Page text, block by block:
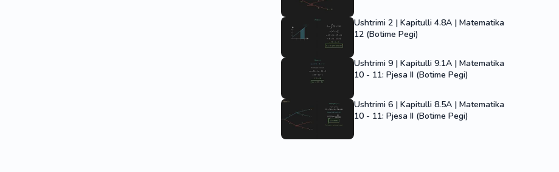
Ushtrimi 2 | Kapitulli 4.8A | Matematika
12 (Botime Pegi)
Ushtrimi 9 | Kapitulli 9.1A | Matematika
10 - 11: Pjesa II (Botime Pegi)
Ushtrimi 6 | Kapitulli 8.5A | Matematika
10 - 11: Pjesa II (Botime Pegi)